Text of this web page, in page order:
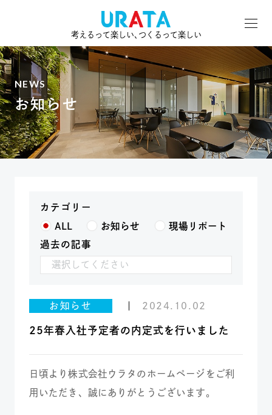
考えるって楽しい､つくるって楽しい
NEWS
お知らせ
カテゴリー
ALL
お知らせ
現場リポート
過去の記事
お知らせ 2024.10.02
25年春入社予定者の内定式を行いました
日頃より株式会社ウラタのホームページをご利
用いただき、誠にありがとうございます。